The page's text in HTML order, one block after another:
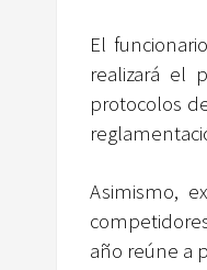
El
realizará el
protocolos
Asimismo,
año reúne a